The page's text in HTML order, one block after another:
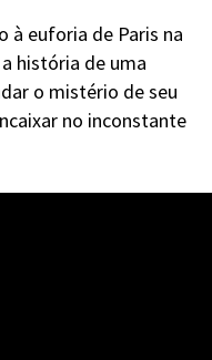
à euforia de Paris na
história de uma
o mistério de seu
no inconstante